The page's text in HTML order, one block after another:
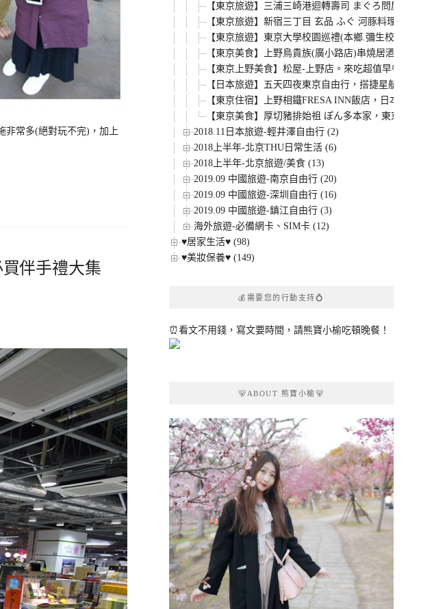
非常多(絕對玩不完)，加上
買伴手禮大集
【東京旅遊】三浦三崎港迴轉壽司 まぐろ問屋 (
【東京旅遊】新宿三丁目 玄品 ふぐ 河豚料理專
【東京旅遊】東京大學校園巡禮(本鄉.彌生校區)
【東京美食】上野鳥貴族(廣小路店)串燒居酒屋。
【東京上野美食】松屋-上野店。來吃超值早餐只
【日本旅遊】五天四夜東京自由行，搭捷星航空
【東京住宿】上野相鐵FRESA INN飯店，日本東
【東京美食】厚切豬排始祖 ぽん多本家，東京上
2018.11日本旅遊-輕井澤自由行 (2)
2018上半年-北京THU日常生活 (6)
2018上半年-北京旅遊/美食 (13)
2019.09 中國旅遊-南京自由行 (20)
2019.09 中國旅遊-深圳自由行 (16)
2019.09 中國旅遊-鎮江自由行 (3)
海外旅遊-必備網卡、SIM卡 (12)
♥居家生活♥ (98)
♥美妝保養♥ (149)
💰需要您的行動支持💍
⏰看文不用錢，寫文要時間，請熊寶小榆吃頓晚餐！
🐻ABOUT 熊寶小榆🐻